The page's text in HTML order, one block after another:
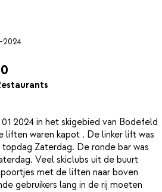
2024
2024 in het skigebied van Bodefeld
liften waren kapot . De linker lift was
Zaterdag. De ronde bar was
Veel skiclubs uit de buurt
met de liften naar boven
gebruikers lang in de rij moeten